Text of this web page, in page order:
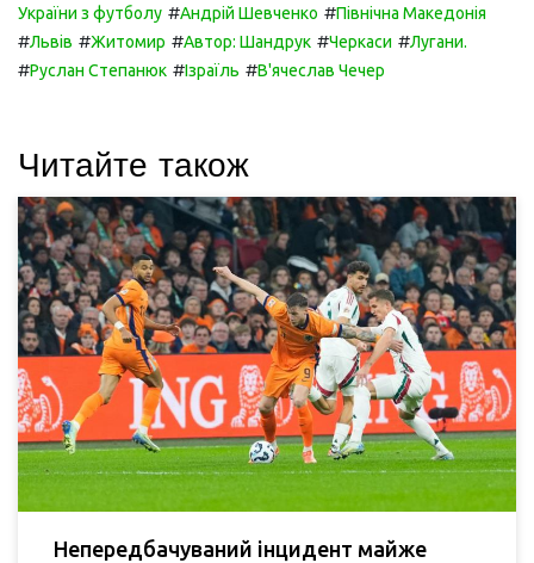
України з футболу #Андрій Шевченко #Північна Македонія
#Львів #Житомир #Автор: Шандрук #Черкаси #Лугани.
#Руслан Степанюк #Ізраїль #В'ячеслав Чечер
Читайте також
Непередбачуваний інцидент майже